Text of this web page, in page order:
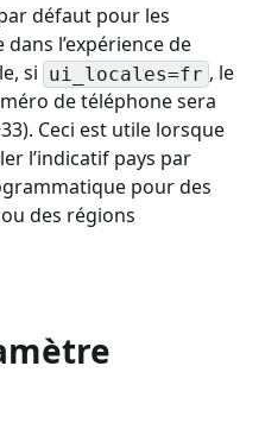
défaut pour les
l’expérience de
si ui_locales=fr , le
de téléphone sera
Ceci est utile lorsque
l’indicatif pays par
pour des
des régions